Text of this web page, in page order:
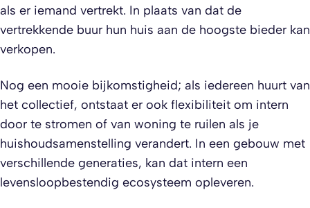
als er iemand vertrekt. In plaats van dat de
vertrekkende buur hun huis aan de hoogste bieder kan
verkopen.
Nog een mooie bijkomstigheid; als iedereen huurt van
het collectief, ontstaat er ook flexibiliteit om intern
door te stromen of van woning te ruilen als je
huishoudsamenstelling verandert. In een gebouw met
verschillende generaties, kan dat intern een
levensloopbestendig ecosysteem opleveren.